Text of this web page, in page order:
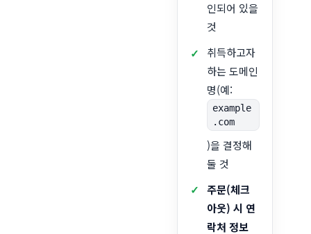
인되어 있을
것
취득하고자
하는 도메인
명(예:
example
.com
)을 결정해
둘 것
주문(체크
아웃) 시 연
락처 정보